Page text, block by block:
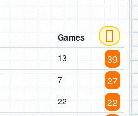
Games
13 39
7 27
22 22